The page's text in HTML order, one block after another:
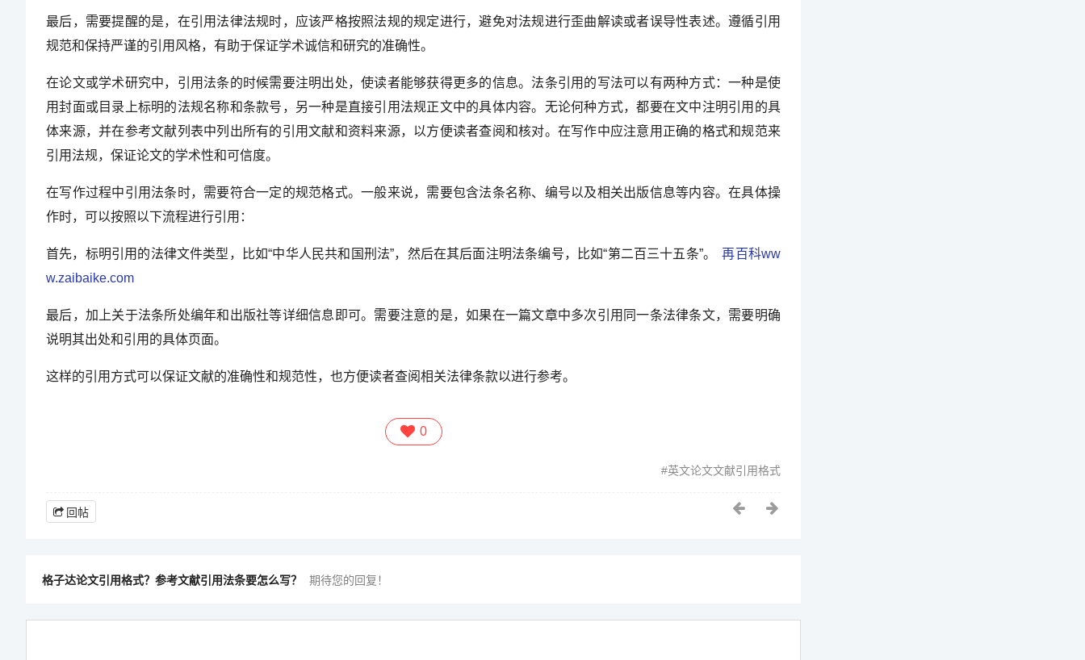
最后，需要提醒的是，在引用法律法规时，应该严格按照法规的规定进行，避免对法规进行歪曲解读或者误导性表述。遵循引用
规范和保持严谨的引用风格，有助于保证学术诚信和研究的准确性。
在论文或学术研究中，引用法条的时候需要注明出处，使读者能够获得更多的信息。法条引用的写法可以有两种方式：一种是使
用封面或目录上标明的法规名称和条款号，另一种是直接引用法规正文中的具体内容。无论何种方式，都要在文中注明引用的具
体来源，并在参考文献列表中列出所有的引用文献和资料来源，以方便读者查阅和核对。在写作中应注意用正确的格式和规范来
引用法规，保证论文的学术性和可信度。
在写作过程中引用法条时，需要符合一定的规范格式。一般来说，需要包含法条名称、编号以及相关出版信息等内容。在具体操
作时，可以按照以下流程进行引用：
首先，标明引用的法律文件类型，比如“中华人民共和国刑法”，然后在其后面注明法条编号，比如“第二百三十五条”。
再百科ww
w.zaibaike.com
最后，加上关于法条所处编年和出版社等详细信息即可。需要注意的是，如果在一篇文章中多次引用同一条法律条文，需要明确
说明其出处和引用的具体页面。
这样的引用方式可以保证文献的准确性和规范性，也方便读者查阅相关法律条款以进行参考。
0
英文论文文献引用格式
回帖
格子达论文引用格式？参考文献引用法条要怎么写？ 期待您的回复！